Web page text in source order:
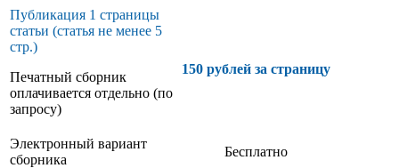
Публикация 1 страницы
статьи (статья не менее 5
стр.)
Печатный сборник
оплачивается отдельно (по
запросу)
150 рублей за страницу
Электронный вариант
сборника
Бесплатно